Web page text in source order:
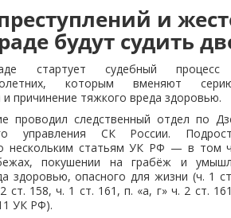
и
будут судить
стартует судебный
которым вменяют
и причинение тяжкого вреда здоровью.
проводил следственный отдел по
управления СК России.
нескольким статьям УК РФ — в том
покушении на грабёж и
здоровью, опасного для жизни (ч. 1
ст. 158, ч. 1 ст. 161, п. «а, г» ч. 2 ст.
УК РФ).